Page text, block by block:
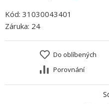
Kód: 31030043401
Záruka: 24
Do oblíbených
Porovnání